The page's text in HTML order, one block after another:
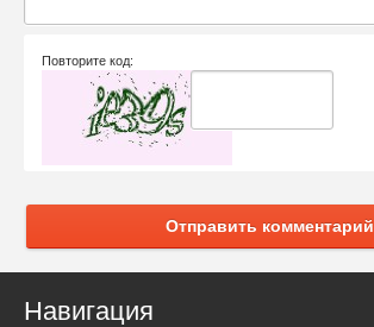
Повторите код:
Отправить комментарий
Навигация